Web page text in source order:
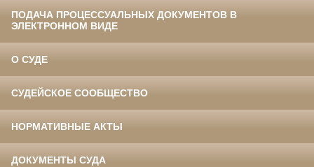
ПОДАЧА ПРОЦЕССУАЛЬНЫХ ДОКУМЕНТОВ В
ЭЛЕКТРОННОМ ВИДЕ
О СУДЕ
СУДЕЙСКОЕ СООБЩЕСТВО
НОРМАТИВНЫЕ АКТЫ
ДОКУМЕНТЫ СУДА